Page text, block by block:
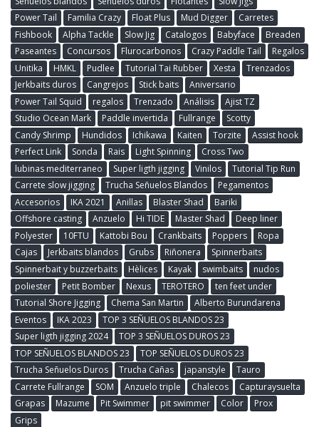
Power Tail
Familia Crazy Float Plus Mud Digger
Carretes
Fishbook
Alpha Tackle Slow Jig Catalogos Babyface
Breaden
Paseantes
Concursos Flurocarbonos Crazy Paddle Tail
Regalos
Unitika
HMKL Pudlee Tutorial Tai Rubber Xesta
Trenzados
Jerkbaits duros
Cangrejos Stick baits
Aniversario
Power Tail Squid
regalos Trenzado Análisis
Ajist TZ
Studio Ocean Mark
Paddle invertida Fullrange
Scotty
Candy Shrimp
Hundidos Ichikawa Kaiten Torzite
Assist hook
Perfect Link
Sonda Rais Light Spinning
Cross Two
lubinas mediterraneo
Super ligth jigging Vinilos
Tutorial Tip Run
Carrete slow jigging
Trucha Señuelos Blandos
Pegamentos
Accesorios
IKA 2021 Anillas Blaster Shad
Bariki
Offshore casting
Anzuelo Hi TIDE Master Shad
Deep liner
Polyester
10FTU Kattobi Bou Crankbaits Poppers
Ropa
Cajas
Jerkbaits blandos Grubs Riñonera
Spinnerbaits
Spinnerbait y buzzerbaits
Hèlices Kayak swimbaits
nudos
poliester
Petit Bomber Nexus TEROTERO
ten feet under
Tutorial Shore Jigging
Chema San Martin
Alberto Burundarena
Eventos
IKA 2023
TOP 3 SEÑUELOS BLANDOS 23
Super ligth jigging 2024
TOP 3 SEÑUELOS DUROS 23
TOP SEÑUELOS BLANDOS 23
TOP SEÑUELOS DUROS 23
Trucha Señuelos Duros
Trucha Cañas japanstyle
Tauro
Carrete Fullrange
SOM Anzuelo triple Chalecos
Capturaysuelta
Grapas
Mazume Pit Swimmer pit swimmer Color
Prox
Grips